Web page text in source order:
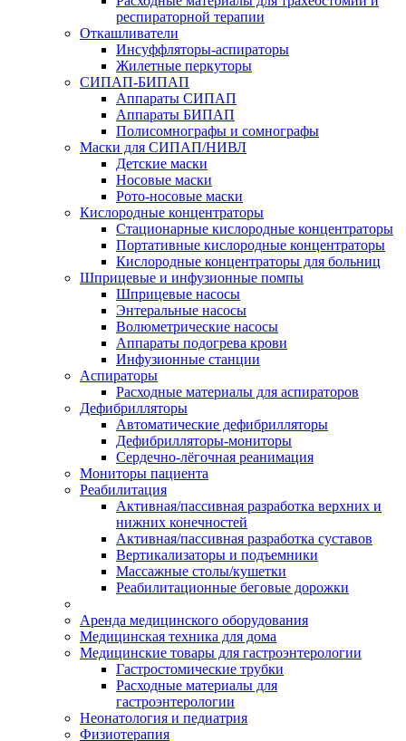
респираторной терапии
Откашливатели
Инсуффляторы-аспираторы
Жилетные перкуторы
CИПАП-БИПАП
Аппараты СИПАП
Аппараты БИПАП
Полисомнографы и сомнографы
Маски для СИПАП/НИВЛ
Детские маски
Носовые маски
Рото-носовые маски
Кислородные концентраторы
Стационарные кислородные концентраторы
Портативные кислородные концентраторы
Кислородные концентраторы для больниц
Шприцевые и инфузионные помпы
Шприцевые насосы
Энтеральные насосы
Волюметрические насосы
Аппараты подогрева крови
Инфузионные станции
Аспираторы
Расходные материалы для аспираторов
Дефибрилляторы
Автоматические дефибрилляторы
Дефибрилляторы-мониторы
Сердечно-лёгочная реанимация
Мониторы пациента
Реабилитация
Активная/пассивная разработка верхних и
нижних конечностей
Активная/пассивная разработка суставов
Вертикализаторы и подъемники
Массажные столы/кушетки
Реабилитационные беговые дорожки
Аренда медицинского оборудования
Медицинская техника для дома
Медицинские товары для гастроэнтерологии
Гастростомические трубки
Расходные материалы для
гастроэнтерологии
Неонатология и педиатрия
Физиотерапия